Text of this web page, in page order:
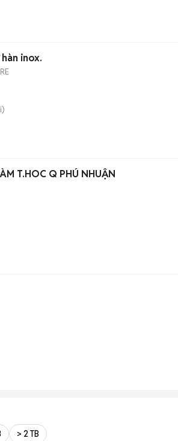
inox.
T.HOC Q PHÚ NHUẬN
> 2 TB